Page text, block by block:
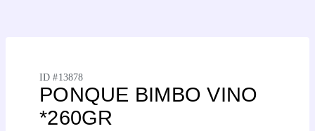
ID #13878
PONQUE BIMBO VINO
*260GR